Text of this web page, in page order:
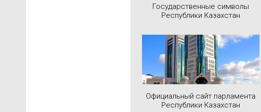
Государственные символы
Республики Казахстан
Официальный сайт парламента
Республики Казахстан